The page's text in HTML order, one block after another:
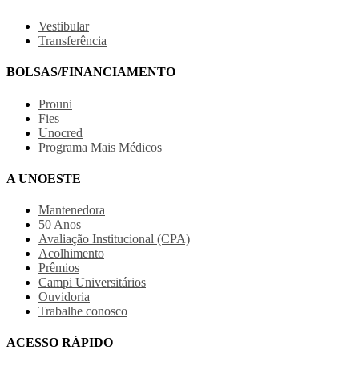
Vestibular
Transferência
BOLSAS/FINANCIAMENTO
Prouni
Fies
Unocred
Programa Mais Médicos
A UNOESTE
Mantenedora
50 Anos
Avaliação Institucional (CPA)
Acolhimento
Prêmios
Campi Universitários
Ouvidoria
Trabalhe conosco
ACESSO RÁPIDO